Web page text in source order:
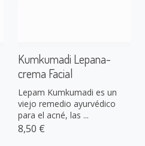
Kumkumadi Lepana-
crema Facial
Lepam Kumkumadi es un
viejo remedio ayurvédico
para el acné, las ...
8,50 €